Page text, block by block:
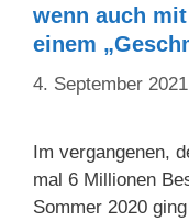
wenn auch
einem
4. September 2021
Im vergangenen,
mal 6 Millionen
Sommer 2020